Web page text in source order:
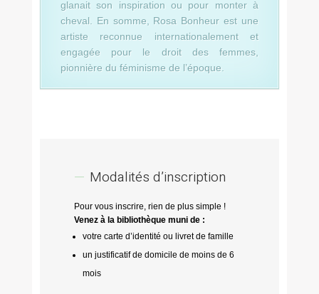
glanait son inspiration ou pour monter à
cheval. En somme, Rosa Bonheur est une
artiste reconnue internationalement et
engagée pour le droit des femmes,
pionnière du féminisme de l’époque.
Modalités d’inscription
Pour vous inscrire, rien de plus simple !
Venez à la bibliothèque muni de :
votre carte d’identité ou livret de famille
un justificatif de domicile de moins de 6
mois